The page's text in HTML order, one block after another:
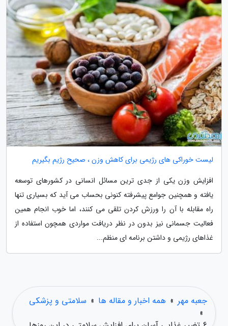
لیست خوراکی های رژیمی برای کاهش وزن ، صحیح رژیم بگیریم
افزایش وزن یکی از جدی ترین مسائل انسانی در کشورهای توسعه
یافته و همچنین جوامع پیشرفته کنونی بحساب می آید که بسیاری تنها
راه مقابله با آن را ورزش کردن تلقی می کنند، اما خوب انجام همین
فعالیت جسمانی نیز بدون در نظر دریافت مواردی همچون استفاده از
غذاهای رژیمی و داشتن برنامه ای منظم...
جعبه مهر » همه اخبار و مقاله ها » سلامتی و پزشکی
»